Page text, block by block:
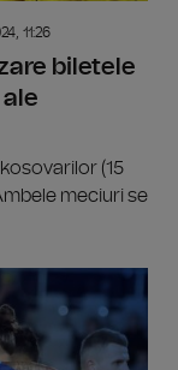
11:26
biletele
(15
meciuri se